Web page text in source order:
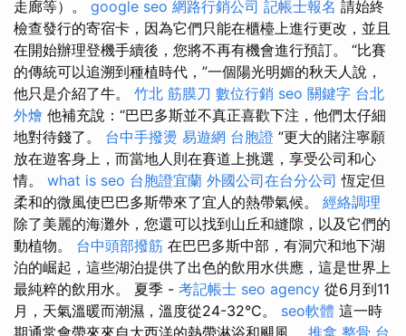
走廊等）。 google seo 網路行銷公司 記帳士報名 請始終
檢查發行的寄宿卡，因為它們只能在櫃檯上進行更改，並且
在開始辦理登機手續後，您將不再有機會進行預訂。 “比賽
的傳統可以追溯到種植時代，”一個陽光明媚的秋天人說，
他只是介紹了牛。 竹北 筋膜刀 數位行銷 seo 關鍵字 台北
外燴 他補充說：“巴巴多斯並不真正喜歡下注，他們太仔細
地對待錢了。 台中手撥燙 易遊網 台胞證 ”更大的賭注寧願
放在遊客身上，而當地人則在賽道上挑選，享受公司和心
情。 what is seo 台胞證宜蘭 外國公司在台分公司 恆定但
柔和的微風使巴巴多斯帶來了宜人的熱帶氣候。 經絡調理
除了美麗的海灘外，您還可以找到山丘和縫隙，以及它們的
動植物。 台中頭部撥筋 在巴巴多斯中部，有洞穴和地下湖
泊的崛起，這些湖泊提供了出色的飲用水供應，這是世界上
最純粹的飲用水。 夏季 - 考記帳士 seo agency 從6月到11
月，天氣溫暖而潮濕，溫度從24-32°C。 seo軟體 這一時
期通常會帶來來自大西洋的熱帶淋浴和颶風。 推拿 整骨 台